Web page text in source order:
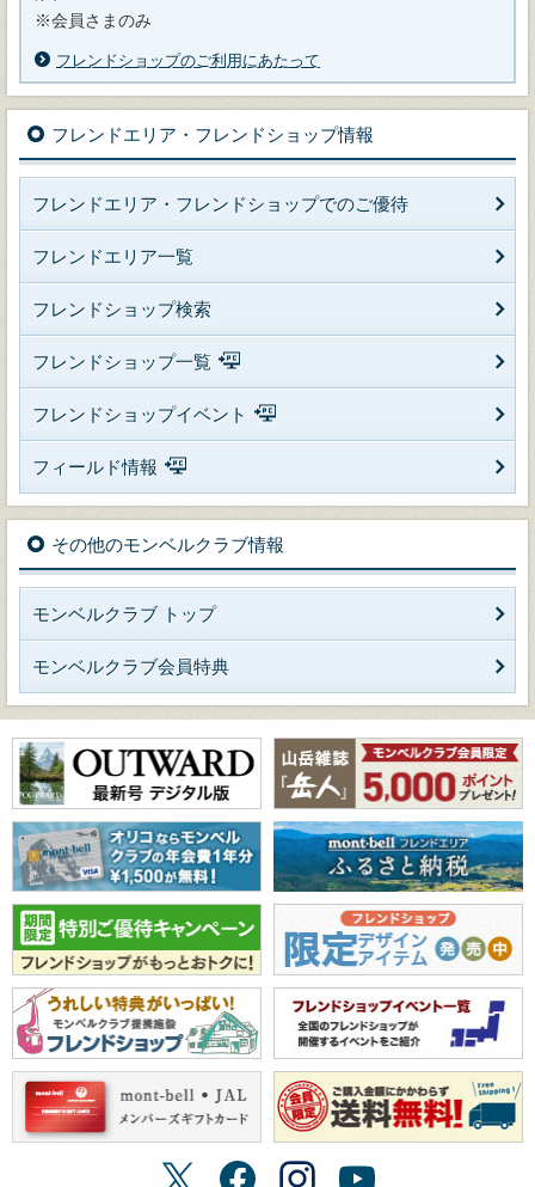
※会員さまのみ
フレンドショップのご利用にあたって
フレンドエリア・フレンドショップ情報
フレンドエリア・フレンドショップでのご優待
フレンドエリア一覧
フレンドショップ検索
フレンドショップ一覧
フレンドショップイベント
フィールド情報
その他のモンベルクラブ情報
モンベルクラブ トップ
モンベルクラブ会員特典